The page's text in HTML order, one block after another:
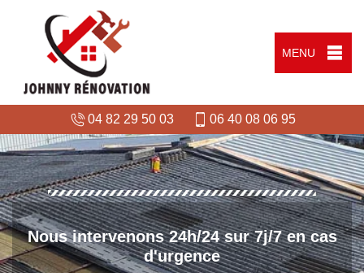
MENU
04 82 29 50 03 06 40 08 06 95
Nous intervenons 24h/24 sur 7j/7 en cas
d'urgence